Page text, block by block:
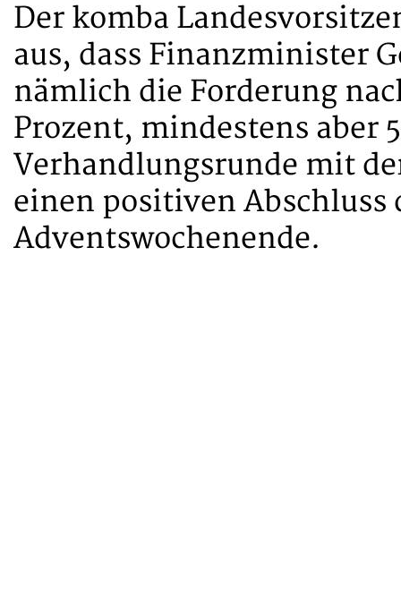
Der komba
aus, dass Finanzminister
nämlich die Forderung
Prozent, mindestens aber
Verhandlungsrunde mit
einen positiven Abschluss
Adventswochenende.